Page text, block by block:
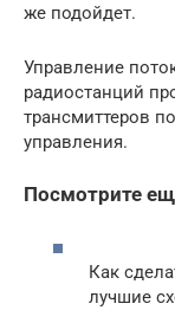
же подойдет.
Управление
радиостанций
трансмиттеров
управления.
Посмотрите
Как
лучшие